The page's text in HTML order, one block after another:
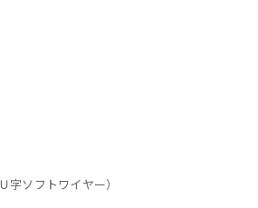
字ソフトワイヤー）